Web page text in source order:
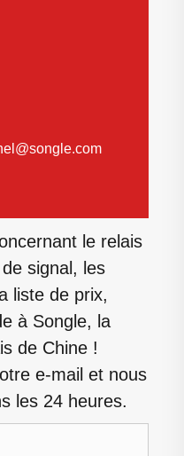
le relais
signal, les
liste de prix,
à Songle, la
de Chine !
e-mail et nous
les 24 heures.